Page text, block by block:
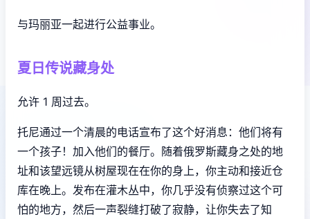
与玛丽亚一起进行公益事业。
夏日传说藏身处
允许 1 周过去。
托尼通过一个清晨的电话宣布了这个好消息：他们将有
一个孩子！加入他们的餐厅。随着俄罗斯藏身之处的地
址和该望远镜从树屋现在在你的身上，你主动和接近仓
库在晚上。发布在灌木丛中，你几乎没有侦察过这个可
怕的地方，然后一声裂缝打破了寂静，让你失去了知